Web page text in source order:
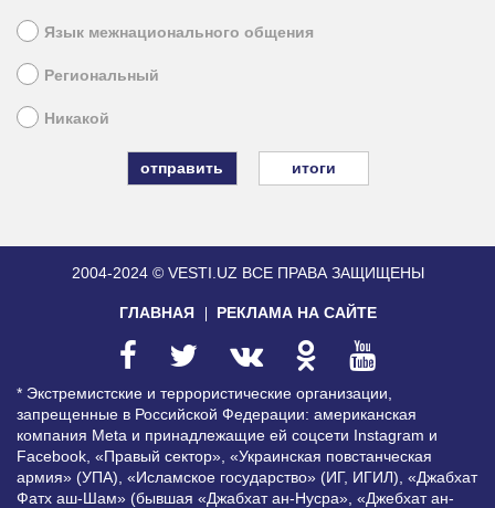
Язык межнационального общения
Региональный
Никакой
итоги
2004-2024 © VESTI.UZ ВСЕ ПРАВА ЗАЩИЩЕНЫ
ГЛАВНАЯ РЕКЛАМА НА САЙТЕ
* Экстремистские и террористические организации,
запрещенные в Российской Федерации: американская
компания Meta и принадлежащие ей соцсети Instagram и
Facebook, «Правый сектор», «Украинская повстанческая
армия» (УПА), «Исламское государство» (ИГ, ИГИЛ), «Джабхат
Фатх аш-Шам» (бывшая «Джабхат ан-Нусра», «Джебхат ан-